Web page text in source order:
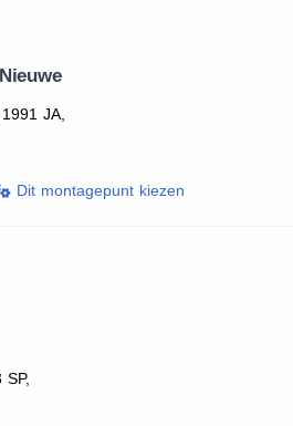
JA,
Dit montagepunt kiezen